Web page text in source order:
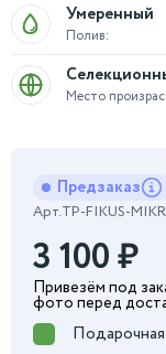
Полив:
Умеренный
Место
Предзаказ
Арт.TP-FIKUS-
3 100₽
Привезём под
фото перед
Подарочная